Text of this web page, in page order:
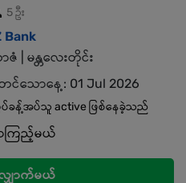
5 ဦး
Bank
ဇံ | မန္တလေးတိုင်း
င်သောနေ့: 01 Jul 2026
န့်အပ်သူ active ဖြစ်နေခဲ့သည်
ကြည့်မယ်
ောက်မယ်